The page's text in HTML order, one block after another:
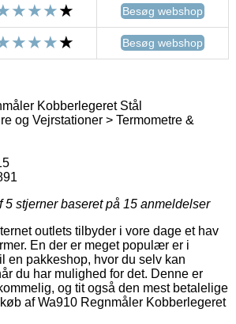
Besøg webshop
Besøg webshop
Kobberlegeret Stål
og Vejrstationer > Termometre &
5 stjerner baseret på 15 anmeldelser
outlets tilbyder i vore dage et hav
En der er meget populær er i
en pakkeshop, hvor du selv kan
du har mulighed for det. Denne er
og tit også den mest betalelige
af Wa910 Regnmåler Kobberlegeret